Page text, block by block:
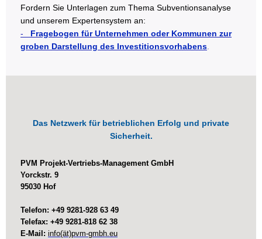
Fordern Sie Unterlagen zum Thema Subventionsanalyse
und unserem Expertensystem an:
- Fragebogen für Unternehmen oder Kommunen zur
groben Darstellung des Investitionsvorhabens
Das Netzwerk für betrieblichen Erfolg und private
Sicherheit.
PVM Projekt-Vertriebs-Management GmbH
Yorckstr. 9
95030 Hof
Telefon: +49 9281-928 63 49
Telefax: +49 9281-818 62 38
E-Mail: info(ät)pvm-gmbh.eu